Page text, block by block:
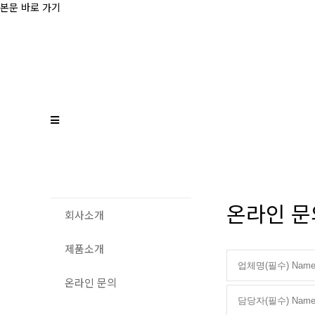
본문 바로 가기
회사소개
제품소개
온라인 문의
온라인